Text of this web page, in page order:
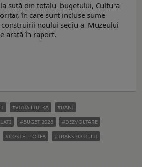
sută din totalul bugetului, Cultura
în care sunt incluse sume
noului sediu al Muzeului
arată în raport.
VIATA LIBERA
BANI
BUGET 2026
DEZVOLTARE
COSTEL FOTEA
TRANSPORTURI